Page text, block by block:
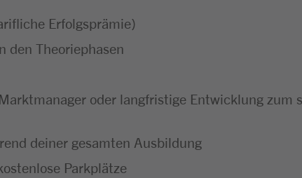
Erfolgsprämie)
den Theoriephasen
oder langfristige Entwicklung zum
deiner gesamten Ausbildung
Parkplätze